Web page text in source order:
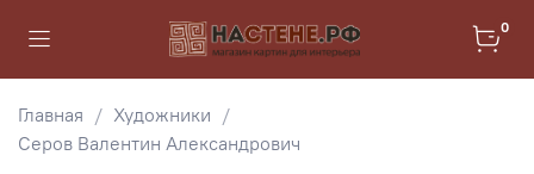
0
Главная
Художники
Серов Валентин Александрович